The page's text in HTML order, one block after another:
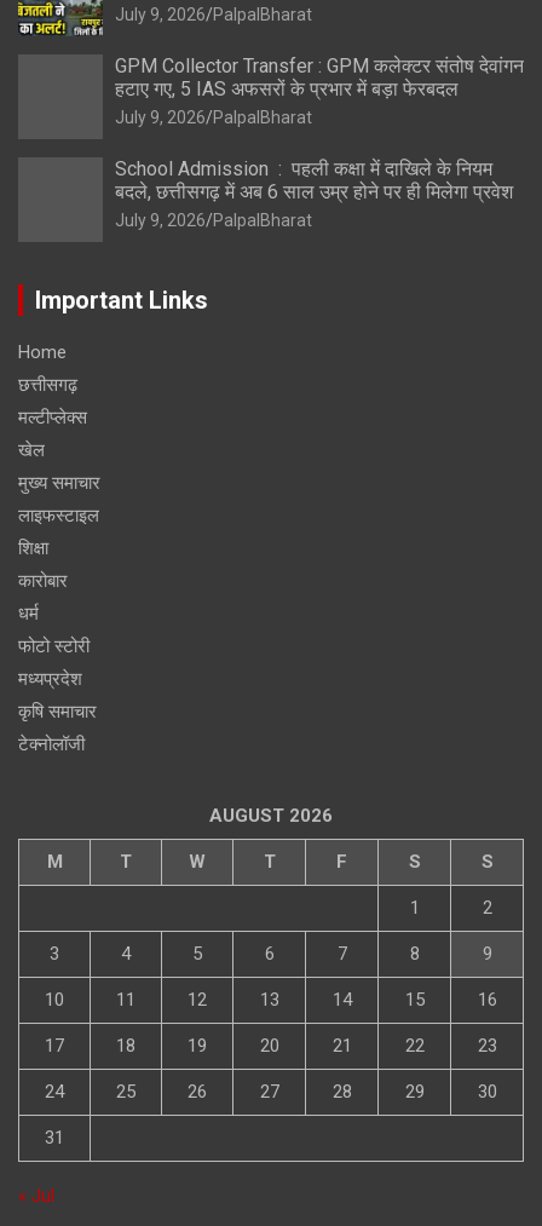
July 9, 2026 PalpalBharat
GPM Collector Transfer : GPM कलेक्टर संतोष देवांगन
हटाए गए, 5 IAS अफसरों के प्रभार में बड़ा फेरबदल
July 9, 2026 PalpalBharat
School Admission : पहली कक्षा में दाखिले के नियम
बदले, छत्तीसगढ़ में अब 6 साल उम्र होने पर ही मिलेगा प्रवेश
July 9, 2026 PalpalBharat
Important Links
Home
छत्तीसगढ़
मल्टीप्लेक्स
खेल
मुख्य समाचार
लाइफस्टाइल
शिक्षा
कारोबार
धर्म
फोटो स्टोरी
मध्यप्रदेश
कृषि समाचार
टेक्नोलॉजी
AUGUST 2026
M T W T F S S
1 2
3 4 5 6 7 8 9
10 11 12 13 14 15 16
17 18 19 20 21 22 23
24 25 26 27 28 29 30
31
« Jul